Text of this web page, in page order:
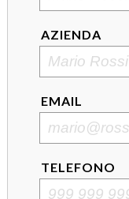
AZIENDA
EMAIL
TELEFONO